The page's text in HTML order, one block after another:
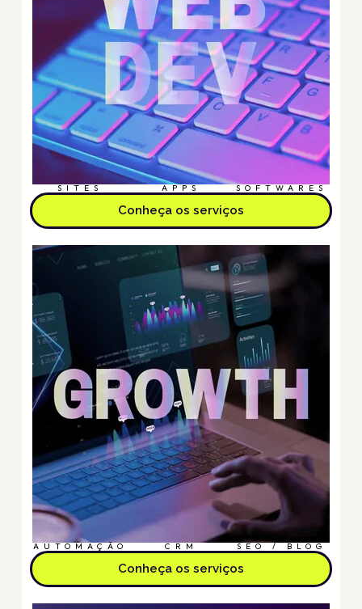
SITES APPS SOFTWARES
Conheça os serviços
AUTOMAÇÃO CRM SEO / BLOG
Conheça os serviços